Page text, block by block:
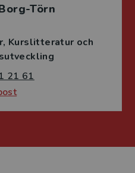
Törn
Kurslitteratur och
21 61